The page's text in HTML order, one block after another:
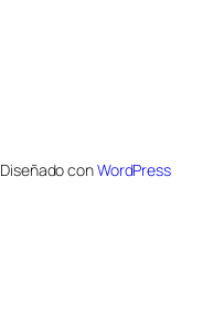
Diseñado conWordPress